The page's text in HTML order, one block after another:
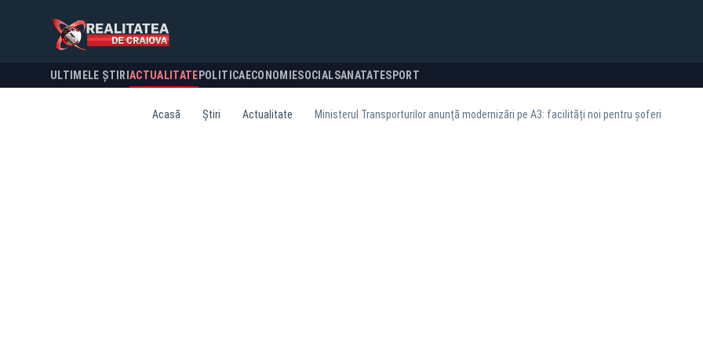
ULTIMELE ȘTIRI ACTUALITATE POLITICA ECONOMIESOCIALSANATATESPORT
Acasă Știri Actualitate Ministerul Transporturilor anunță modernizări pe A3: facilități noi pentru șoferi